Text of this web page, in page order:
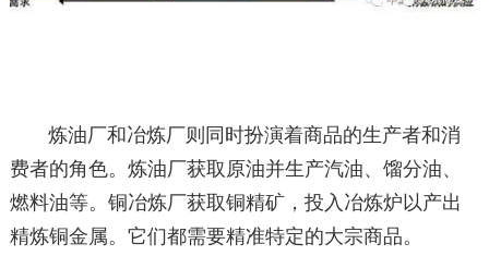
炼油厂和冶炼厂则同时扮演着商品的生产者和消
费者的角色。炼油厂获取原油并生产汽油、馏分油、
燃料油等。铜冶炼厂获取铜精矿，投入冶炼炉以产出
精炼铜金属。它们都需要精准特定的大宗商品。